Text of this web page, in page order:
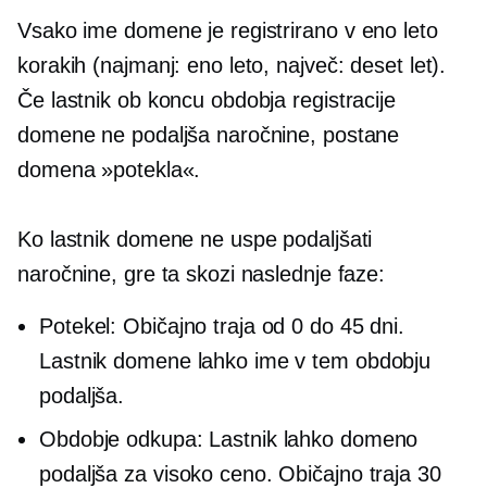
Vsako ime domene je registrirano v eno leto
korakih (najmanj: eno leto, največ: deset let).
Če lastnik ob koncu obdobja registracije
domene ne podaljša naročnine, postane
domena »potekla«.
Ko lastnik domene ne uspe podaljšati
naročnine, gre ta skozi naslednje faze:
Potekel: Običajno traja od 0 do 45 dni.
Lastnik domene lahko ime v tem obdobju
podaljša.
Obdobje odkupa: Lastnik lahko domeno
podaljša za visoko ceno. Običajno traja 30